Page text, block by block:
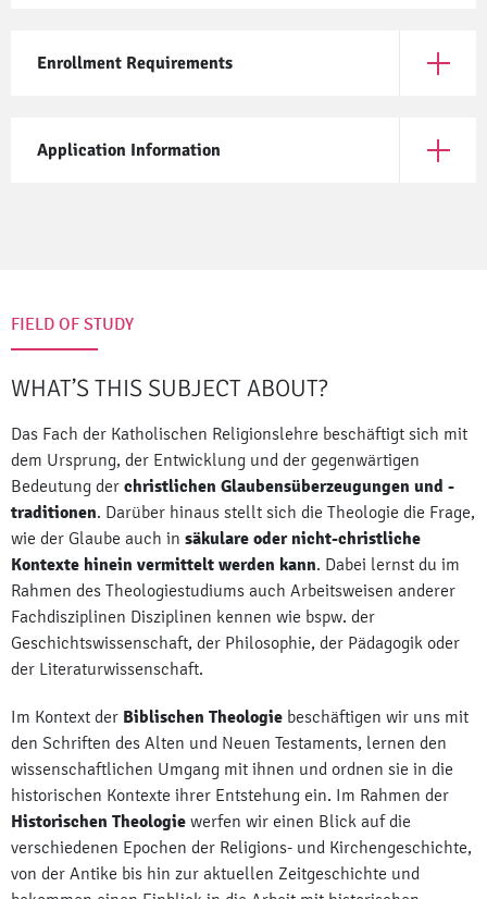
Enrollment Requirements
Open
Application Information
Open
FIELD OF STUDY
WHAT’S THIS SUBJECT ABOUT?
Das Fach der Katholischen Religionslehre beschäftigt sich mit
dem Ursprung, der Entwicklung und der gegenwärtigen
Bedeutung der christlichen Glaubensüberzeugungen und -
traditionen. Darüber hinaus stellt sich die Theologie die Frage,
wie der Glaube auch in säkulare oder nicht-christliche
Kontexte hinein vermittelt werden kann. Dabei lernst du im
Rahmen des Theologiestudiums auch Arbeitsweisen anderer
Fachdisziplinen Disziplinen kennen wie bspw. der
Geschichtswissenschaft, der Philosophie, der Pädagogik oder
der Literaturwissenschaft.
Im Kontext der Biblischen Theologie beschäftigen wir uns mit
den Schriften des Alten und Neuen Testaments, lernen den
wissenschaftlichen Umgang mit ihnen und ordnen sie in die
historischen Kontexte ihrer Entstehung ein. Im Rahmen der
Historischen Theologie werfen wir einen Blick auf die
verschiedenen Epochen der Religions- und Kirchengeschichte,
von der Antike bis hin zur aktuellen Zeitgeschichte und